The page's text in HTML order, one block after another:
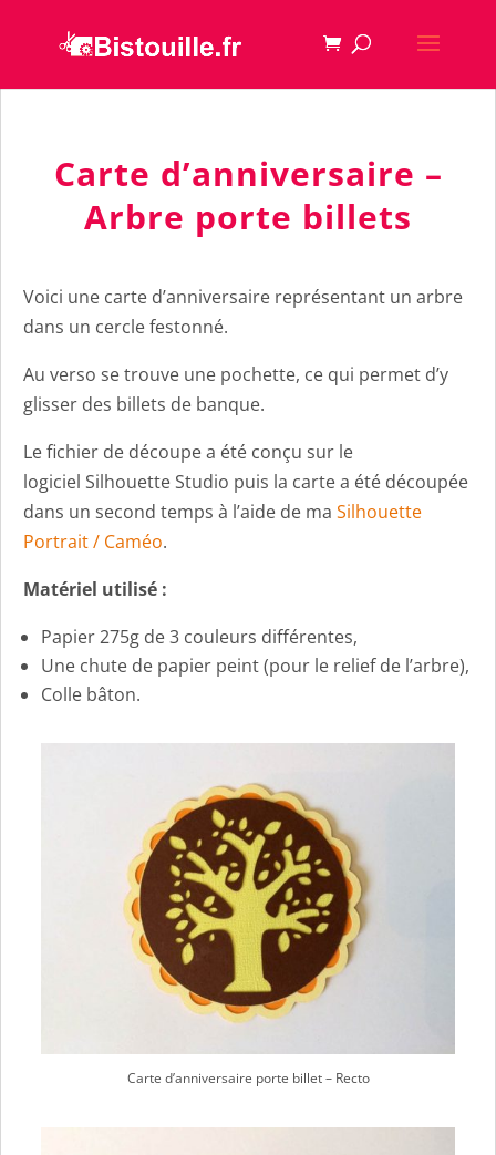
Carte d’anniversaire –
Arbre porte billets
Voici une carte d’anniversaire représentant un arbre
dans un cercle festonné.
Au verso se trouve une pochette, ce qui permet d’y
glisser des billets de banque.
Le fichier de découpe a été conçu sur le
logiciel Silhouette Studio puis la carte a été découpée
dans un second temps à l’aide de ma Silhouette
Portrait / Caméo.
Matériel utilisé :
Papier 275g de 3 couleurs différentes,
Une chute de papier peint (pour le relief de l’arbre),
Colle bâton.
Carte d’anniversaire porte billet – Recto